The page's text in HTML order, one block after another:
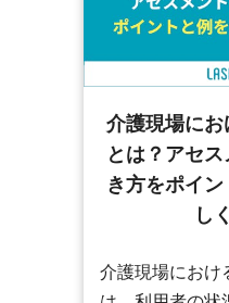
介護現場にお
とは？アセ
き方をポイ
し
介護現場におけ